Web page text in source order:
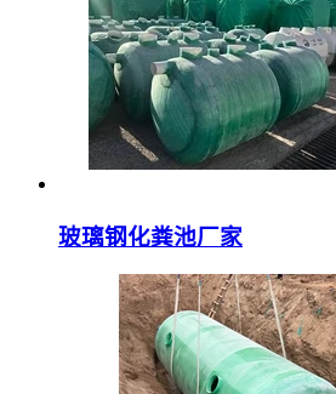
玻璃钢化粪池厂家